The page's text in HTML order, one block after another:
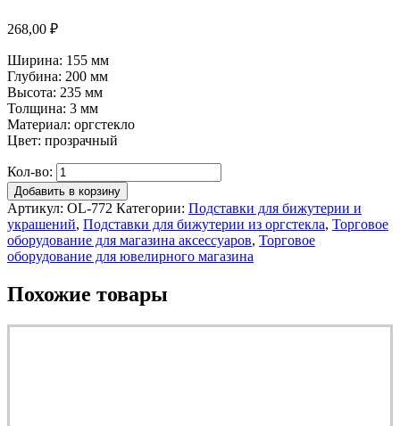
268,00 ₽
Ширина: 155 мм
Глубина: 200 мм
Высота: 235 мм
Толщина: 3 мм
Материал: оргстекло
Цвет: прозрачный
Кол-во:
Добавить в корзину
Артикул: OL-772 Категории: Подставки для бижутерии и
украшений, Подставки для бижутерии из оргстекла, Торговое
оборудование для магазина аксессуаров, Торговое
оборудование для ювелирного магазина
Похожие товары